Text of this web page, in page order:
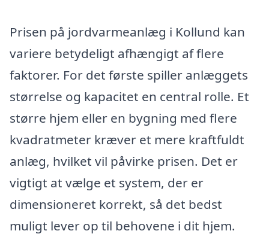
Prisen på jordvarmeanlæg i Kollund kan
variere betydeligt afhængigt af flere
faktorer. For det første spiller anlæggets
størrelse og kapacitet en central rolle. Et
større hjem eller en bygning med flere
kvadratmeter kræver et mere kraftfuldt
anlæg, hvilket vil påvirke prisen. Det er
vigtigt at vælge et system, der er
dimensioneret korrekt, så det bedst
muligt lever op til behovene i dit hjem.